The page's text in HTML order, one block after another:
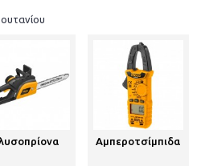
Αμπεροτσίμπιδα